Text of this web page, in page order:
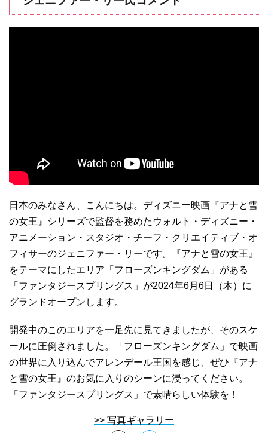
日本のみなさん、こんにちは。ディズニー映画『アナと雪
の女王』シリーズで監督を務めたウォルト・ディズニー・
アニメーション・スタジオ・チーフ・クリエイティブ・オ
フィサーのジェニファー・リーです。『アナと雪の女王』
をテーマにしたエリア「フローズンキングダム」がある
「ファンタジースプリングス」が2024年6月6日（木）に
グランドオープンします。
開発中のこのエリアを一足先に見てきましたが、そのスケ
ールに圧倒されました。「フローズンキングダム」で映画
の世界に入り込んでアレンデール王国を感じ、ぜひ『アナ
と雪の女王』のお気に入りのシーンに浸ってください。
「ファンタジースプリングス」で素晴らしい体験を！
>> 写真ギャラリー